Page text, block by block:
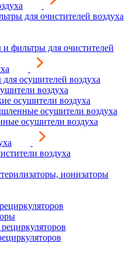
для очистителей воздуха
и фильтры для очистителей
осушителей воздуха
воздуха
осушители воздуха
осушители воздуха
осушители воздуха
воздуха
ионизаторы